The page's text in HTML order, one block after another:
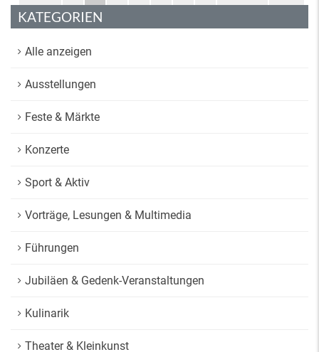
KATEGORIEN
Alle anzeigen
Ausstellungen
Feste & Märkte
Konzerte
Sport & Aktiv
Vorträge, Lesungen & Multimedia
Führungen
Jubiläen & Gedenk-Veranstaltungen
Kulinarik
Theater & Kleinkunst